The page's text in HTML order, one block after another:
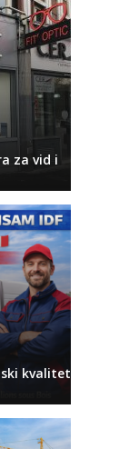
za vid i
kvalitet